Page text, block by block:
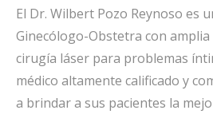
El Dr. Wilbert Pozo Reynoso es
Ginecólogo-Obstetra con
cirugía láser para problemas
médico altamente calificado y
a brindar a sus pacientes la